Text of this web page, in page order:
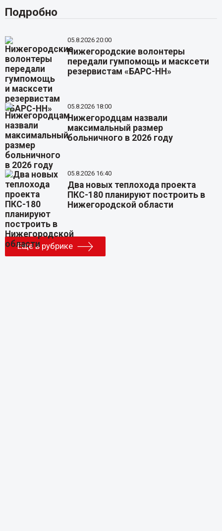
Подробно
05.8.2026 20:00
Нижегородские волонтеры
передали гумпомощь и масксети
резервистам «БАРС-НН»
05.8.2026 18:00
Нижегородцам назвали
максимальный размер
больничного в 2026 году
05.8.2026 16:40
Два новых теплохода проекта
ПКС-180 планируют построить в
Нижегородской области
Еще в рубрике